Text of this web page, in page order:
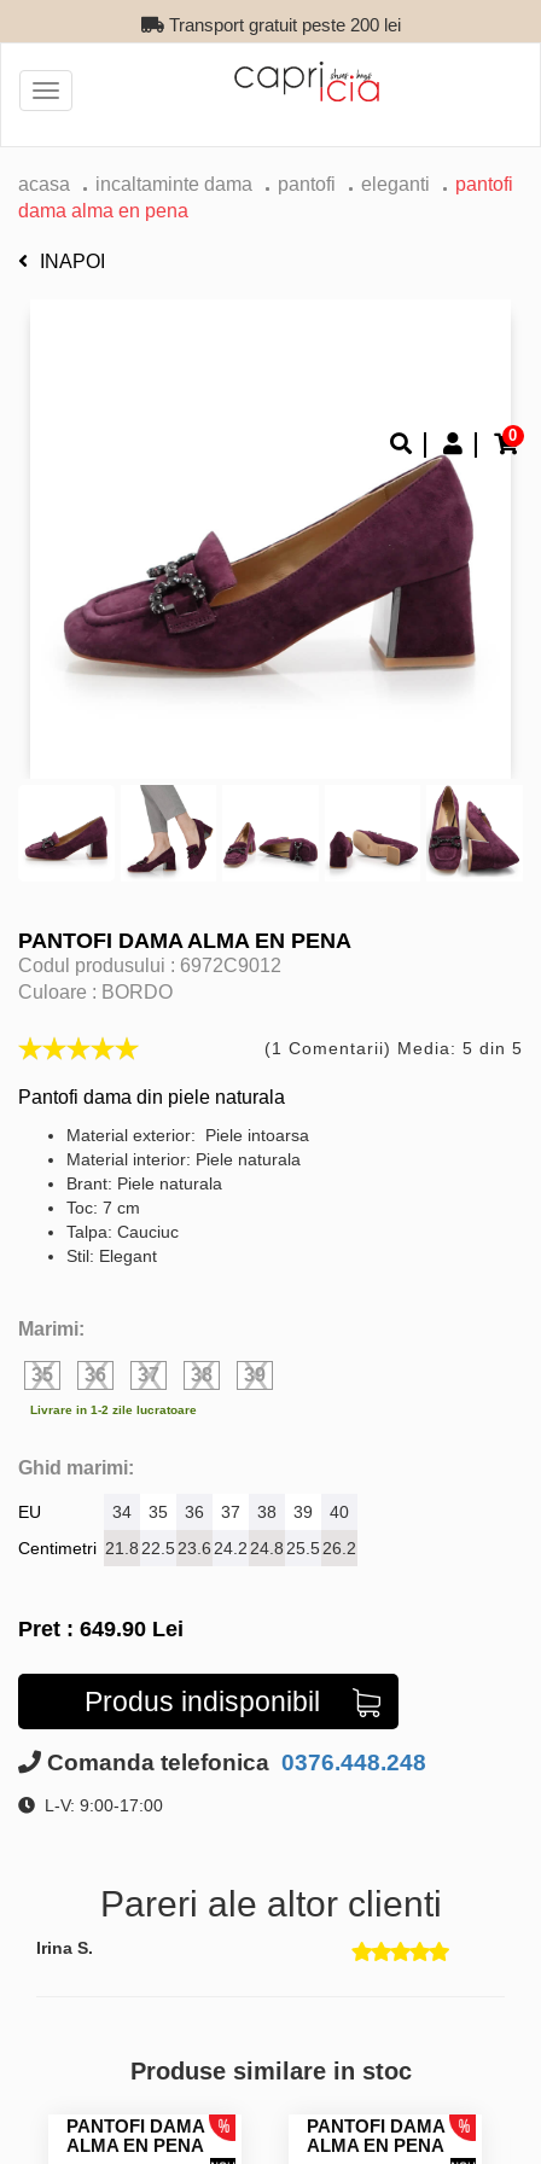
Transport gratuit peste 200 lei
0
Toggle
navigation
acasa incaltaminte dama pantofi eleganti
pantofi
dama alma en pena
INAPOI
PANTOFI DAMA ALMA EN PENA
Codul produsului : 6972C9012
Culoare : BORDO
(1 Comentarii) Media: 5 din 5
Pantofi dama din piele naturala
Material exterior: Piele intoarsa
Material interior: Piele naturala
Brant: Piele naturala
Toc: 7 cm
Talpa: Cauciuc
Stil: Elegant
Marimi:
35 36 37 38 39
Livrare in 1-2 zile lucratoare
Ghid marimi:
EU
Centimetri
34 35 36 37 38 39
40
21.8 22.523.6 24.2 24.8 25.526.2
Pret : 649.90 Lei
Produs indisponibil
Comanda telefonica 0376.448.248
L-V: 9:00-17:00
Pareri ale altor clienti
Irina S.
Produse similare in stoc
PANTOFI DAMA
ALMA EN PENA
PANTOFI DAMA
ALMA EN PENA